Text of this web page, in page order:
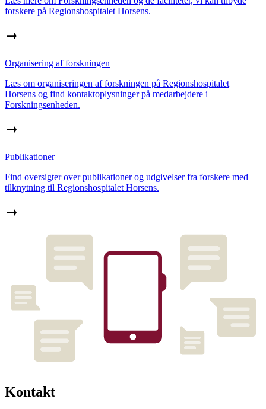
forskere på Regionshospitalet Horsens.
Organisering af forskningen
Læs om organiseringen af forskningen på Regionshospitalet
Horsens og find kontaktoplysninger på medarbejdere i
Forskningsenheden.
Publikationer
Find oversigter over publikationer og udgivelser fra forskere med
tilknytning til Regionshospitalet Horsens.
Kontakt